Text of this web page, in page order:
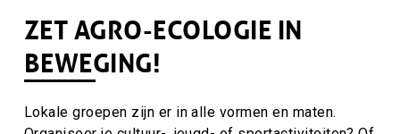
Hoofdinhoud
ZET AGRO-ECOLOGIE IN
BEWEGING!
Lokale groepen zijn er in alle vormen en maten.